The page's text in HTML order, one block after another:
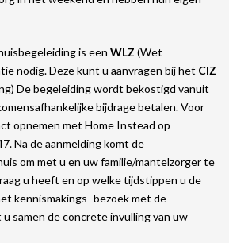
is een WLZ (Wet
nodig. Deze kunt u aanvragen bij het CIZ
De begeleiding wordt bekostigd vanuit
bijdrage betalen. Voor
opnemen met Home Instead op
Na de aanmelding komt de
om met u en uw familie/mantelzorger te
u heeft en op welke tijdstippen u de
kennismakings- bezoek met de
samen de concrete invulling van uw